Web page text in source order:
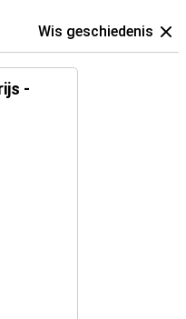
Wis geschiedenis
-